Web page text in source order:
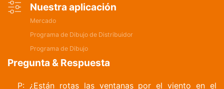
Nuestra aplicación
Mercado
Programa de Dibujo de Distribuidor
Programa de Dibujo
Pregunta & Respuesta
P: ¿Están rotas las ventanas por el viento en el